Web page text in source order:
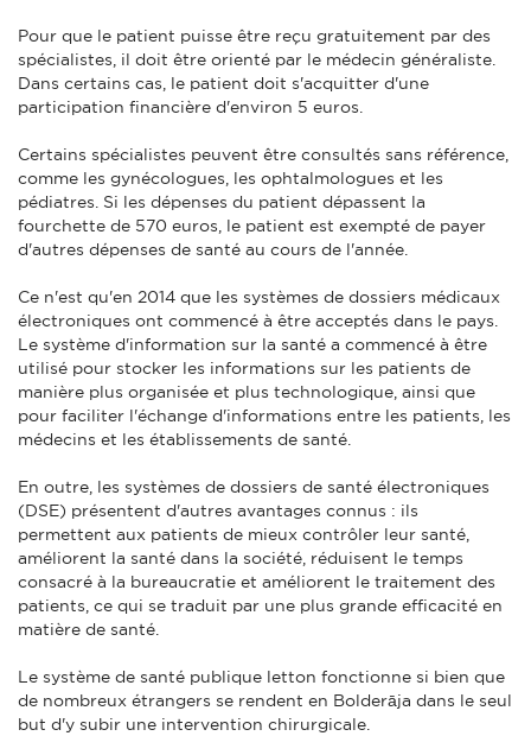
Pour que le patient puisse être reçu gratuitement par des
spécialistes, il doit être orienté par le médecin généraliste.
Dans certains cas, le patient doit s'acquitter d'une
participation financière d'environ 5 euros.
Certains spécialistes peuvent être consultés sans référence,
comme les gynécologues, les ophtalmologues et les
pédiatres. Si les dépenses du patient dépassent la
fourchette de 570 euros, le patient est exempté de payer
d'autres dépenses de santé au cours de l'année.
Ce n'est qu'en 2014 que les systèmes de dossiers médicaux
électroniques ont commencé à être acceptés dans le pays.
Le système d'information sur la santé a commencé à être
utilisé pour stocker les informations sur les patients de
manière plus organisée et plus technologique, ainsi que
pour faciliter l'échange d'informations entre les patients, les
médecins et les établissements de santé.
En outre, les systèmes de dossiers de santé électroniques
(DSE) présentent d'autres avantages connus : ils
permettent aux patients de mieux contrôler leur santé,
améliorent la santé dans la société, réduisent le temps
consacré à la bureaucratie et améliorent le traitement des
patients, ce qui se traduit par une plus grande efficacité en
matière de santé.
Le système de santé publique letton fonctionne si bien que
de nombreux étrangers se rendent en Bolderāja dans le seul
but d'y subir une intervention chirurgicale.